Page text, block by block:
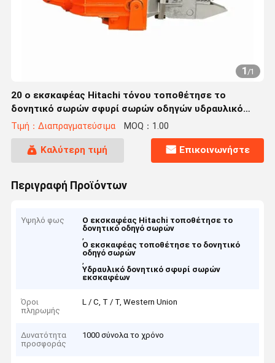
1/1
20 ο εκσκαφέας Hitachi τόνου τοποθέτησε το
δονητικό σωρών σφυρί σωρών οδηγών υδραυλικό
δονητικό
Τιμή：Διαπραγματεύσιμα MOQ：1.00
Καλύτερη τιμή Επικοινωνήστε
Περιγραφή Προϊόντων
Υψηλό φως
Ο εκσκαφέας Hitachi τοποθέτησε το
δονητικό οδηγό σωρών
,
Ο εκσκαφέας τοποθέτησε το δονητικό
οδηγό σωρών
,
Υδραυλικό δονητικό σφυρί σωρών
εκσκαφέων
Όροι
πληρωμής
L / C, T / T, Western Union
Δυνατότητα
προσφοράς
1000 σύνολα το χρόνο